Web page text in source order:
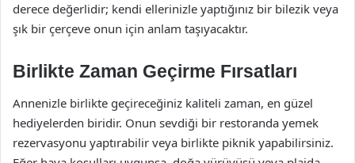
derece değerlidir; kendi ellerinizle yaptığınız bir bilezik veya
şık bir çerçeve onun için anlam taşıyacaktır.
Birlikte Zaman Geçirme Fırsatları
Annenizle birlikte geçireceğiniz kaliteli zaman, en güzel
hediyelerden biridir. Onun sevdiği bir restoranda yemek
rezervasyonu yaptırabilir veya birlikte piknik yapabilirsiniz.